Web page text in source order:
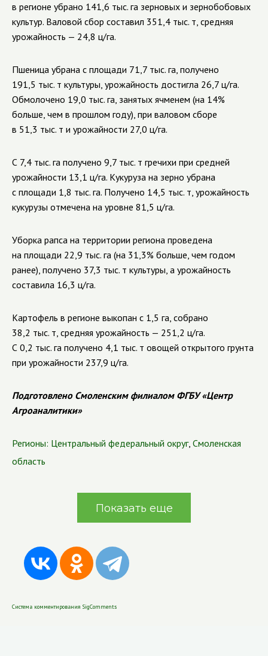
в регионе убрано 141,6 тыс. га зерновых и зернобобовых
культур. Валовой сбор составил 351,4 тыс. т, средняя
урожайность — 24,8 ц/га.
Пшеница убрана с площади 71,7 тыс. га, получено
191,5 тыс. т культуры, урожайность достигла 26,7 ц/га.
Обмолочено 19,0 тыс. га, занятых ячменем (на 14%
больше, чем в прошлом году), при валовом сборе
в 51,3 тыс. т и урожайности 27,0 ц/га.
С 7,4 тыс. га получено 9,7 тыс. т гречихи при средней
урожайности 13,1 ц/га. Кукуруза на зерно убрана
с площади 1,8 тыс. га. Получено 14,5 тыс. т, урожайность
кукурузы отмечена на уровне 81,5 ц/га.
Уборка рапса на территории региона проведена
на площади 22,9 тыс. га (на 31,3% больше, чем годом
ранее), получено 37,3 тыс. т культуры, а урожайность
составила 16,3 ц/га.
Картофель в регионе выкопан с 1,5 га, собрано
38,2 тыс. т, средняя урожайность — 251,2 ц/га.
С 0,2 тыс. га получено 4,1 тыс. т овощей открытого грунта
при урожайности 237,9 ц/га.
Подготовлено Смоленским филиалом ФГБУ «Центр
Агроаналитики»
Регионы: Центральный федеральный округ, Смоленская
область
Показать еще
Система комментирования SigComments